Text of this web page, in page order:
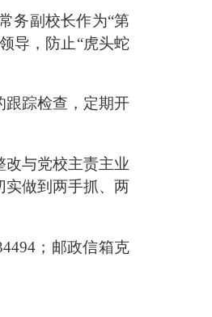
务副校长作为“第
导，防止“虎头蛇
跟踪检查，定期开
改与党校主责主业
实做到两手抓、两
；邮政信箱克